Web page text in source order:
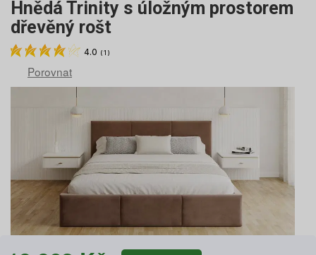
Hnědá Trinity s úložným prostorem
dřevěný rošt
4.0 ( 1 )
Porovnat